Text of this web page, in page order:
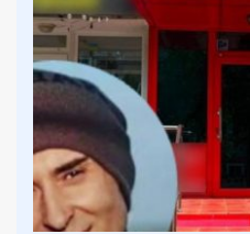
Facebook
Категории:Гроші |
Рекламні блоки
залишатися
отримувати
Приєднуйтесь також до